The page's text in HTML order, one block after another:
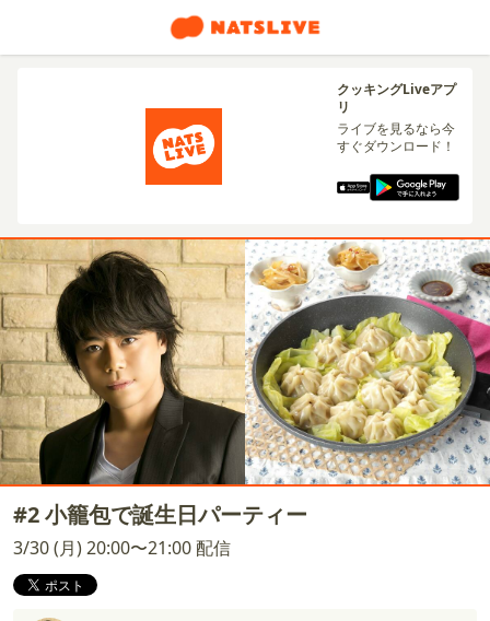
クッキングLiveアプ
リ
ライブを見るなら今
すぐダウンロード！
#2 小籠包で誕生日パーティー
3/30 (月) 20:00〜21:00 配信